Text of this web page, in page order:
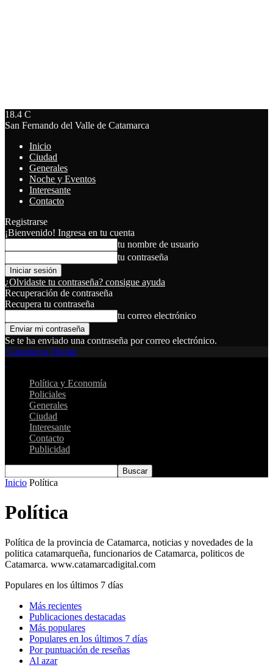
18.4 C
San Fernando del Valle de Catamarca
Inicio
Ciudad
Generales
Noche y Eventos
Interesante
Contacto
Registrarse
¡Bienvenido! Ingresa en tu cuenta
tu nombre de usuario
tu contraseña
¿Olvidaste tu contraseña? consigue ayuda
Recuperación de contraseña
Recupera tu contraseña
tu correo electrónico
Se te ha enviado una contraseña por correo electrónico.
Catamarca Digital
Política y Economía
Policiales
Generales
Ciudad
Interesante
Contacto
Publicidad
Inicio Política
Política
Política de la provincia de Catamarca, noticias y novedades de la
politica catamarqueña, funcionarios de Catamarca, politicos de
Catamarca. www.catamarcadigital.com
Populares en los últimos 7 días
Más recientes
Publicaciones destacadas
Más populares
Populares en los últimos 7 días
Por puntuación de reseñas
Al azar